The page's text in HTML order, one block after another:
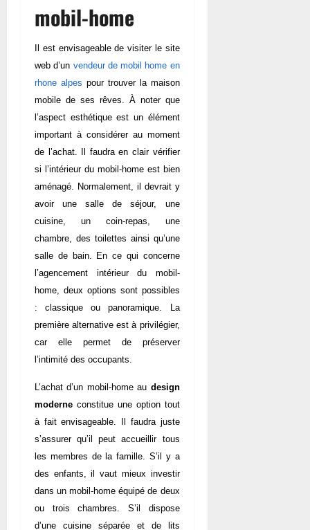
mobil-home
Il est envisageable de visiter le site
web d’un vendeur de mobil home en
rhone alpes pour trouver la maison
mobile de ses rêves. À noter que
l’aspect esthétique est un élément
important à considérer au moment
de l’achat. Il faudra en clair vérifier
si l’intérieur du mobil-home est bien
aménagé. Normalement, il devrait y
avoir une salle de séjour, une
cuisine, un coin-repas, une
chambre, des toilettes ainsi qu’une
salle de bain. En ce qui concerne
l’agencement intérieur du mobil-
home, deux options sont possibles
: classique ou panoramique. La
première alternative est à privilégier,
car elle permet de préserver
l’intimité des occupants.
L’achat d’un mobil-home au design
moderne constitue une option tout
à fait envisageable. Il faudra juste
s’assurer qu’il peut accueillir tous
les membres de la famille. S’il y a
des enfants, il vaut mieux investir
dans un mobil-home équipé de deux
ou trois chambres. S’il dispose
d’une cuisine séparée et de lits